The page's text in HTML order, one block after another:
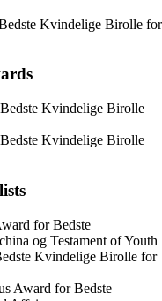
Kvindelige Birolle for
Kvindelige Birolle
Kvindelige Birolle
for Bedste
og Testament of Youth
Kvindelige Birolle for
Award for Bedste